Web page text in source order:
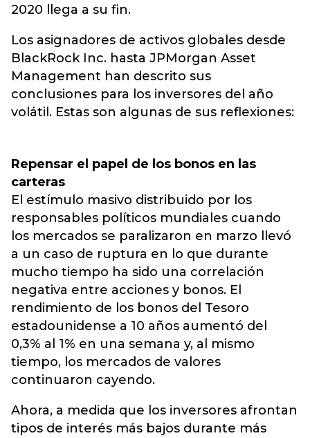
2020 llega a su fin.
Los asignadores de activos globales desde
BlackRock Inc. hasta JPMorgan Asset
Management han descrito sus
conclusiones para los inversores del año
volátil. Estas son algunas de sus reflexiones:
Repensar el papel de los bonos en las
carteras
El estímulo masivo distribuido por los
responsables políticos mundiales cuando
los mercados se paralizaron en marzo llevó
a un caso de ruptura en lo que durante
mucho tiempo ha sido una correlación
negativa entre acciones y bonos. El
rendimiento de los bonos del Tesoro
estadounidense a 10 años aumentó del
0,3% al 1% en una semana y, al mismo
tiempo, los mercados de valores
continuaron cayendo.
Ahora, a medida que los inversores afrontan
tipos de interés más bajos durante más